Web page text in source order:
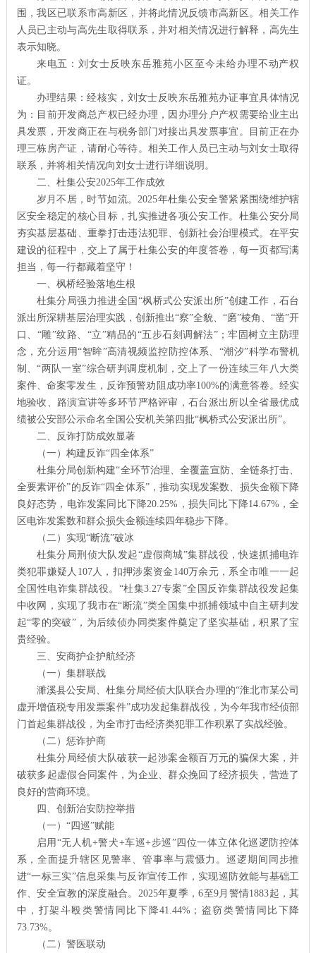
围，我区已联系市高新区，并将此情况反馈市高新区。相关工作
人员已主动与高先生取得联系，并对相关情况进行解释，高先生
表示知晓。
来电五：刘女士反映东岳雅苑小区至今未给办理不动产权
证。
办理结果：经核实，刘女士反映东岳雅苑办证事宜具体情况
为：目前开发商总产权已经办理，因办理分户产权需要给业主出
具发票，开发商正在与税务部门对接出具发票事宜。目前正在办
理三栋房产证，请耐心等待。相关工作人员已主动与刘女士取得
联系，并将相关情况向刘女士进行详细说明。
二、杜集公安2025年工作成效
岁月不居，时节如流。2025年杜集公安全警紧紧围绕维护辖
区安全稳定的核心目标，扎实推进各项公安工作。杜集公安分局
夯实基层基础、重拳打击违法犯罪、创新社会治理模式。在平安
建设的征程中，交上了属于杜集公安的年度答卷，每一页都写满
担当，每一行都藏着坚守！
一、枫桥经验落地生根
杜集分局强力推进全国“枫桥式公安派出所”创建工作，石台
派出所深耕基层治理实践，创新推出“察”全貌、“磨”棱角、“凿”开
口、“雕”纹路、“立”精品的“五步石刻调解法”；牢固树立主防理
念，充分运用“智眸”高清视频监控防控体系、“潮汐”科学布警机
制、“两队一室”综合研判调度机制，交上了一份连续三年八大类
案件、命案零发生，反诈预警劝阻成功率100%的满意答卷。经实
地验收、路演宣讲等多环节严格评审，石台派出所以全省最优成
绩被公安部公示命名全国公安机关第四批“枫桥式公安派出所”。
二、反诈打防成效显著
（一）构建反诈“四全体系”
杜集分局创新构建“全环节治理、全覆盖宣防、全链条打击、
全要素评价”的反诈“四全体系”，推动实现发案数、损失金额下降
良好态势，电诈发案同比下降20.25%，损失同比下降14.67%，全
区电诈发案数和群众损失金额连续四年稳步下降。
（二）实现“断流”破冰
杜集分局刑侦大队发起“虚假商城”集群战役，快速抓捕电诈
类犯罪嫌疑人107人，扣押涉案资金140万余元，系全市唯一一起
全国性电诈集群战役。“杜集3.27专案”全国反诈集群战役发起集
中收网，实现了我市在“断流”类全国集中抓捕领域中自主研判发
起“零的突破”，为后续侦办同类案件奠定了坚实基础，积累了宝
贵经验。
三、安商护企护航经济
（一）集群联战
濉溪县公安局、杜集分局经侦大队联合办理的“淮北市某公司
虚开增值税专用发票案件”成功发起集群战役，为今年我市经侦部
门首起集群战役，为全市打击经济类犯罪工作积累了实战经验。
（二）惩诈护商
杜集分局经侦大队破获一起涉案金额百万元的骗保大案，并
破获多起虚假合同案件，为企业、群众挽回了经济损失，营造了
良好的营商环境。
四、创新治安防控举措
（一）“四巡”赋能
启用“无人机+警犬+车巡+步巡”四位一体立体化巡逻防控体
系，全面提升辖区见警率、管事率与震慑力。巡逻期间同步推
进“一标三实”信息采集与反诈宣传工作，实现巡防效能与基础工
作、安全宣教的深度融合。2025年夏季，6至9月警情1883起，其
中，打架斗殴类警情同比下降41.44%；盗窃类警情同比下降
73.73%。
（二）警医联动